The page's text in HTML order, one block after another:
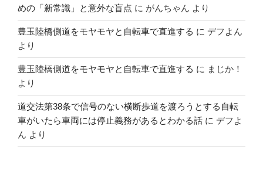
めの「新常識」と意外な盲点 に がんちゃん より
豊玉陸橋側道をモヤモヤと自転車で直進する に デフよん
より
豊玉陸橋側道をモヤモヤと自転車で直進する に まじか！
より
道交法第38条で信号のない横断歩道を渡ろうとする自転
車がいたら車両には停止義務があるとわかる話 に デフよ
ん より